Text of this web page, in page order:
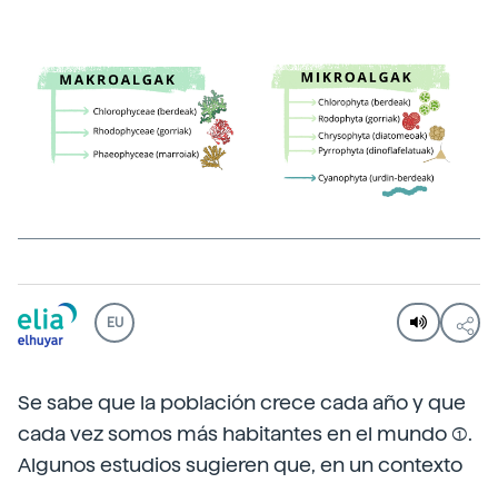
EU
Se sabe que la población crece cada año y que
cada vez somos más habitantes en el mundo (1).
Algunos estudios sugieren que, en un contexto